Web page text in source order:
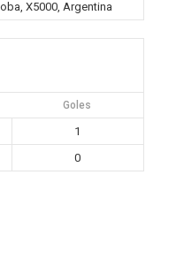
X5000, Argentina
Goles
1
0